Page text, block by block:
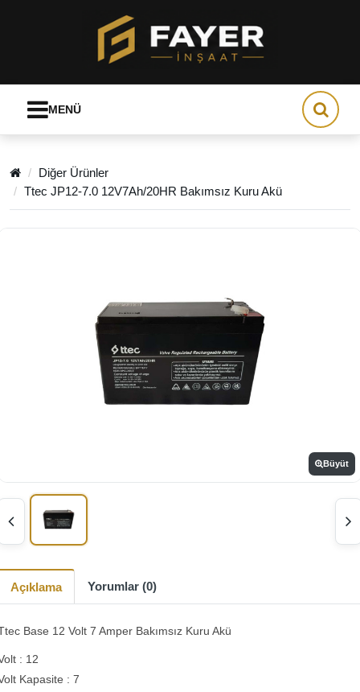
MENÜ
Diğer Ürünler
Ttec JP12-7.0 12V7Ah/20HR Bakımsız Kuru Akü
Büyüt
Açıklama Yorumlar (0)
Base 12 Volt 7 Amper Bakımsız Kuru Akü
: 12
Kapasite : 7